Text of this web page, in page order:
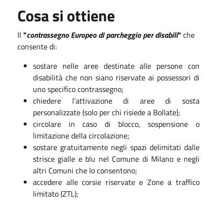
Cosa si ottiene
Il "contrassegno Europeo di parcheggio per disabili" che
consente di:
sostare nelle aree destinate alle persone con
disabilità che non siano riservate ai possessori di
uno specifico contrassegno;
chiedere l’attivazione di aree di sosta
personalizzate (solo per chi risiede a Bollate);
circolare in caso di blocco, sospensione o
limitazione della circolazione;
sostare gratuitamente negli spazi delimitati dalle
strisce gialle e blu nel Comune di Milano e negli
altri Comuni che lo consentono;
accedere alle corsie riservate e Zone a traffico
limitato (ZTL);